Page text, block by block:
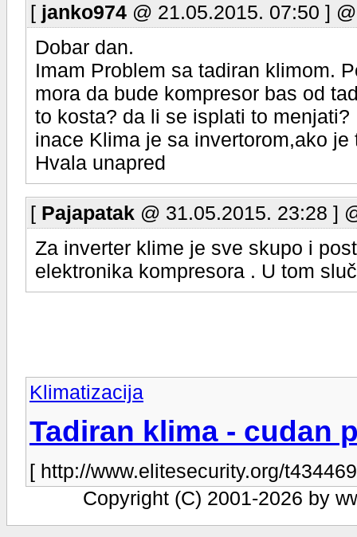
[ janko974 @ 21.05.2015. 07:50 ] @
Dobar dan.
Imam Problem sa tadiran klimom.
mora da bude kompresor bas od
to kosta? da li se isplati to menjati?
inace Klima je sa invertorom,ako je
Hvala unapred
[ Pajapatak @ 31.05.2015. 23:28 ]
Za inverter klime je sve skupo i
elektronika kompresora . U tom
Klimatizacija
Tadiran klima - cudan
[ http://www.elitesecurity.org/
Copyright (C) 2001-2026 by